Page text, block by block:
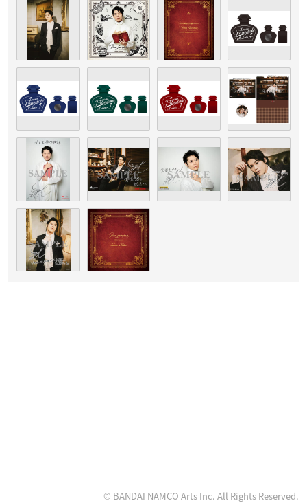
© BANDAI NAMCO Arts Inc. All Rights Reserved.